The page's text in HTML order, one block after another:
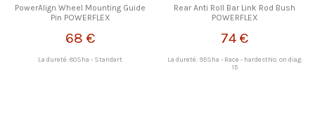
PowerAlign Wheel Mounting Guide
Pin POWERFLEX
68 €
La dureté: 80Sha - Standart
Rear Anti Roll Bar Link Rod Bush
POWERFLEX
74 €
La dureté: 95Sha - Race - hardestNo. on diag:
15